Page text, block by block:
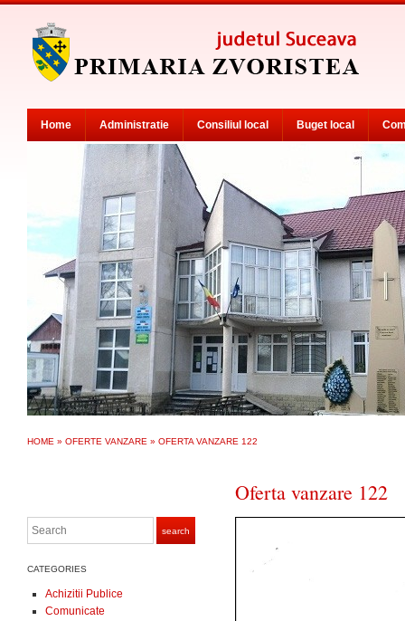
Home Administratie Consiliul local Buget local
HOME » OFERTE VANZARE » OFERTA VANZARE 122
Oferta vanzare 122
Search search
CATEGORIES
Achizitii Publice
Comunicate